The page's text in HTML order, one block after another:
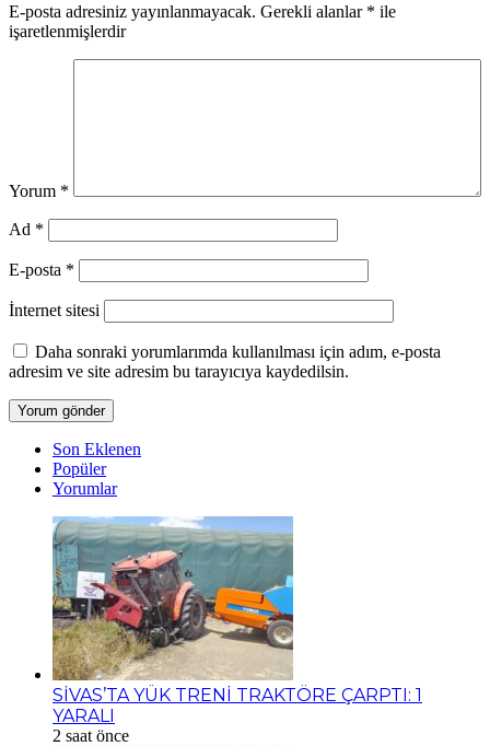
E-posta adresiniz yayınlanmayacak. Gerekli alanlar * ile
işaretlenmişlerdir
Yorum *
Ad *
E-posta *
İnternet sitesi
Daha sonraki yorumlarımda kullanılması için adım, e-posta
adresim ve site adresim bu tarayıcıya kaydedilsin.
Son Eklenen
Popüler
Yorumlar
SİVAS’TA YÜK TRENİ TRAKTÖRE ÇARPTI: 1
YARALI
2 saat önce